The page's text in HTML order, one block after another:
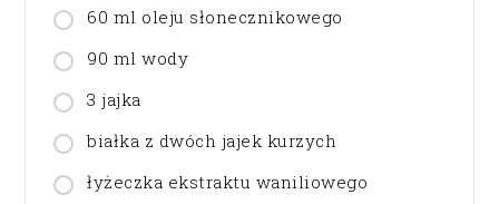
60 ml oleju słonecznikowego
90 ml wody
3 jajka
białka z dwóch jajek kurzych
łyżeczka ekstraktu waniliowego